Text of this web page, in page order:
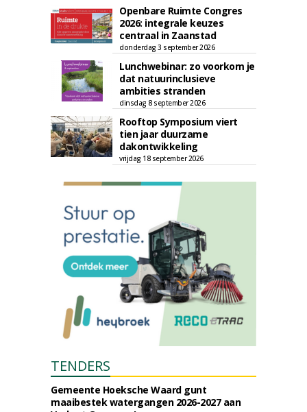
Openbare Ruimte Congres
2026: integrale keuzes
centraal in Zaanstad
donderdag 3 september 2026
Lunchwebinar: zo voorkom je
dat natuurinclusieve
ambities stranden
dinsdag 8 september 2026
Rooftop Symposium viert
tien jaar duurzame
dakontwikkeling
vrijdag 18 september 2026
TENDERS
Gemeente Hoeksche Waard gunt
maaibestek watergangen 2026-2027 aan